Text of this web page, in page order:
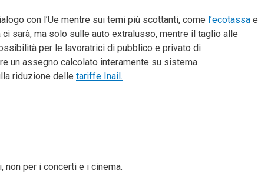
con l’Ue mentre sui temi più scottanti, come l’ecotassa e
ci sarà, ma solo sulle auto extralusso, mentre il taglio alle
per le lavoratrici di pubblico e privato di
un assegno calcolato interamente su sistema
riduzione delle tariffe Inail.
per i concerti e i cinema.